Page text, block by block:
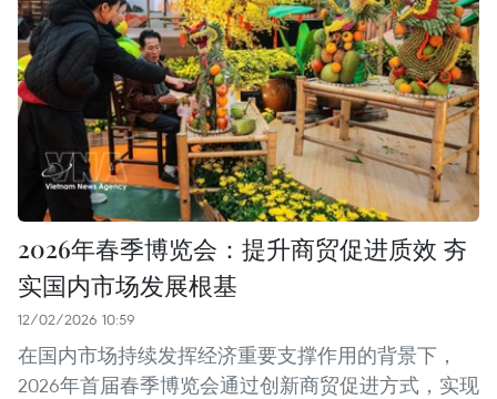
2026年春季博览会：提升商贸促进质效 夯
实国内市场发展根基
12/02/2026 10:59
在国内市场持续发挥经济重要支撑作用的背景下，
2026年首届春季博览会通过创新商贸促进方式，实现